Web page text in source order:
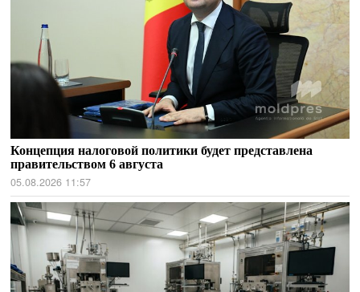
Концепция налоговой политики будет представлена
правительством 6 августа
05.08.2026 11:57